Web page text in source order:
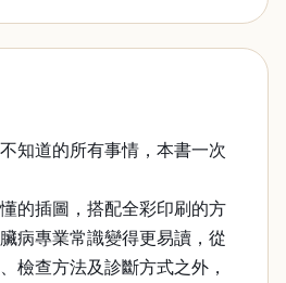
知道的所有事情，本書一次
的插圖，搭配全彩印刷的方
病專業常識變得更易讀，從
檢查方法及診斷方式之外，